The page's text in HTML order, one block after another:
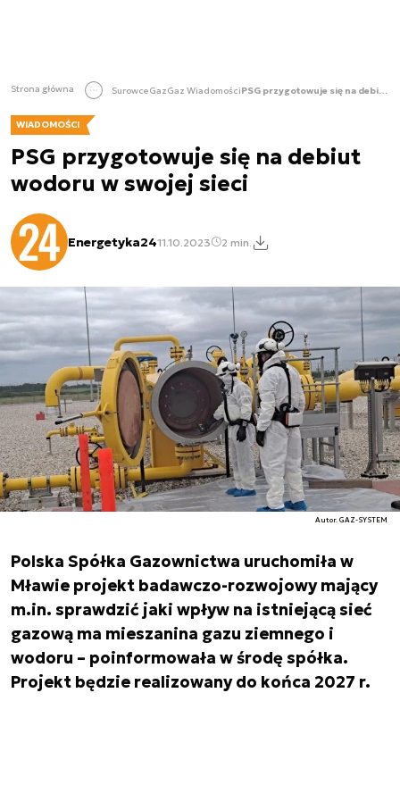
Strona główna SurowceGazGaz Wiadomości PSG przygotowuje się na debiut wodoru w swojej sieci
WIADOMOŚCI
PSG przygotowuje się na debiut
wodoru w swojej sieci
Energetyka2411.10.2023 2 min.
Autor. GAZ-SYSTEM
Polska Spółka Gazownictwa uruchomiła w
Mławie projekt badawczo-rozwojowy mający
m.in. sprawdzić jaki wpływ na istniejącą sieć
gazową ma mieszanina gazu ziemnego i
wodoru – poinformowała w środę spółka.
Projekt będzie realizowany do końca 2027 r.